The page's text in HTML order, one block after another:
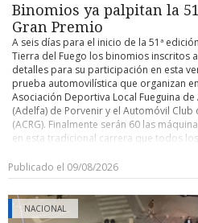
Binomios ya palpitan la
Gran Premio
A seis días para el inicio de la 51ª
Tierra del Fuego los binomios inscritos
detalles para su participación en esta
prueba automovilística que organizan
Asociación Deportiva Local Fueguina
(Adelfa) de Porvenir y el Automóvil Club
(ACRG). Finalmente serán 60 las
en esta tradicional carrera que todos
vuelta, con partida y llegada este año
Como es ya conocido, para esta
determinaron que la carrera se dispute
reemplazando lo que se realizaba
que era de bandera a bandera y sin
Publicado el 09/08/2026
NACIONAL